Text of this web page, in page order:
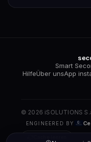
Smart
HilfeÜber unsApp
© 2026 iSOLUTIONS
ENGINEERED BY